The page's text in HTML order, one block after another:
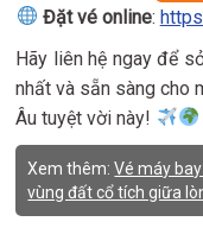
Đặt vé online:
Hãy liên hệ ngay để
nhất và sẵn sàng cho
Âu tuyệt vời này!
Xem thêm:Vé máy
vùng đất cổ tích giữa